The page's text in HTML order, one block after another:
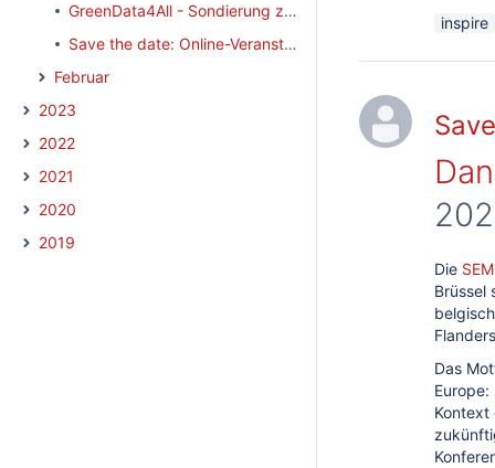
GreenData4All - Sondierung zur Fortschreibung der INSPIRE-Richtlinie veröffentlicht
Save the date: Online-Veranstaltung "INSPIRE" am 02.05.2024
Februar
2023
2022
2021
2020
2019
inspire
Die
Brüssel
Das